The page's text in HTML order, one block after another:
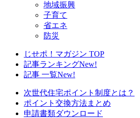
地域振興
子育て
省エネ
防災
じせポ！マガジン TOP
記事ランキングNew!
記事 一覧New!
次世代住宅ポイント制度とは？
ポイント交換方法まとめ
申請書類ダウンロード